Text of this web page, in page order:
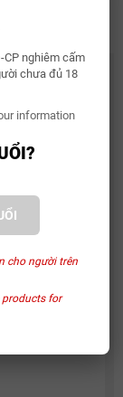
nghiêm cấm
chưa đủ 18
information
cho người trên
products for
Horse 2026